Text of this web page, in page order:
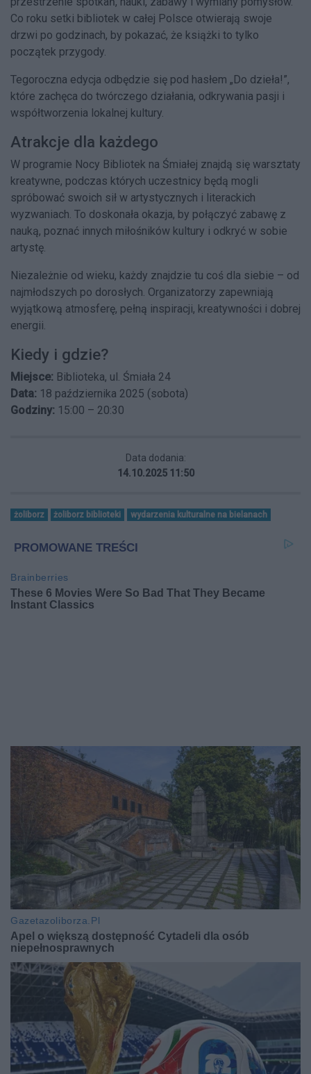
Co roku setki bibliotek w całej Polsce otwierają swoje
drzwi po godzinach, by pokazać, że książki to tylko
początek przygody.
Tegoroczna edycja odbędzie się pod hasłem „Do dzieła!”,
które zachęca do twórczego działania, odkrywania pasji i
współtworzenia lokalnej kultury.
Atrakcje dla każdego
W programie Nocy Bibliotek na Śmiałej znajdą się warsztaty
kreatywne, podczas których uczestnicy będą mogli
spróbować swoich sił w artystycznych i literackich
wyzwaniach. To doskonała okazja, by połączyć zabawę z
nauką, poznać innych miłośników kultury i odkryć w sobie
artystę.
Niezależnie od wieku, każdy znajdzie tu coś dla siebie – od
najmłodszych po dorosłych. Organizatorzy zapewniają
wyjątkową atmosferę, pełną inspiracji, kreatywności i dobrej
energii.
Kiedy i gdzie?
Miejsce: Biblioteka, ul. Śmiała 24
Data: 18 października 2025 (sobota)
Godziny: 15:00 – 20:30
Data dodania:
14.10.2025 11:50
żoliborz żoliborz biblioteki wydarzenia kulturalne na bielanach